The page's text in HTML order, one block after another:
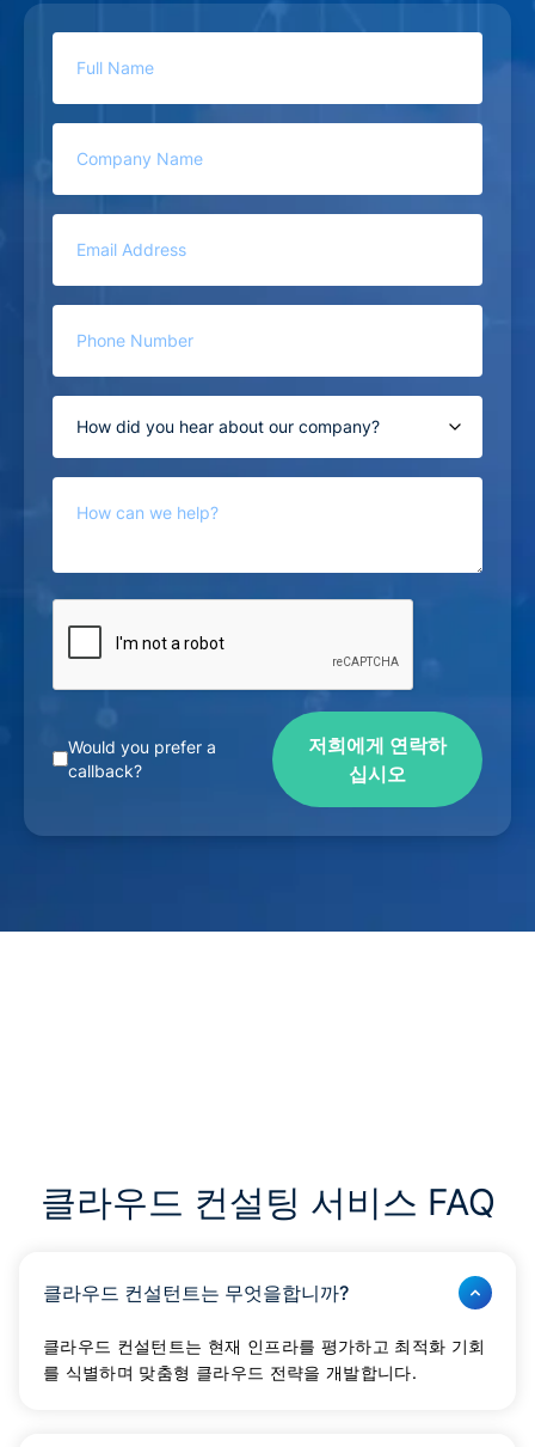
Would you prefer a
callback?
저희에게 연락하
십시오
클라우드 컨설팅 서비스 FAQ
클라우드 컨설턴트는 무엇을합니까?
클라우드 컨설턴트는 현재 인프라를 평가하고 최적화 기회
를 식별하며 맞춤형 클라우드 전략을 개발합니다.